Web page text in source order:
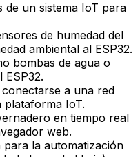
de un sistema IoT para
de humedad del
ambiental al ESP32.
bombas de agua o
ESP32.
a una red
plataforma IoT.
en tiempo real
web.
la automatización